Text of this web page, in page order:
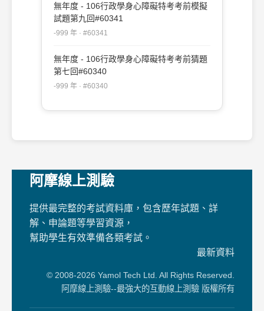
無年度 - 106行政學身心障礙特考考前模擬
試題第九回#60341
-999 年 · #60341
無年度 - 106行政學身心障礙特考考前猜題
第七回#60340
-999 年 · #60340
阿摩線上測驗
提供最完整的考試資料庫，包含歷年試題、詳
解、申論題等學習資源，
幫助學生有效準備各類考試。
最新資料
© 2008-2026 Yamol Tech Ltd. All Rights Reserved.
阿摩線上測驗--最強大的互動線上測驗 版權所有